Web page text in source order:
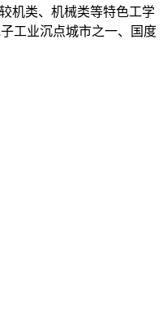
机类、机械类等特色工学
工业沉点城市之一、国度